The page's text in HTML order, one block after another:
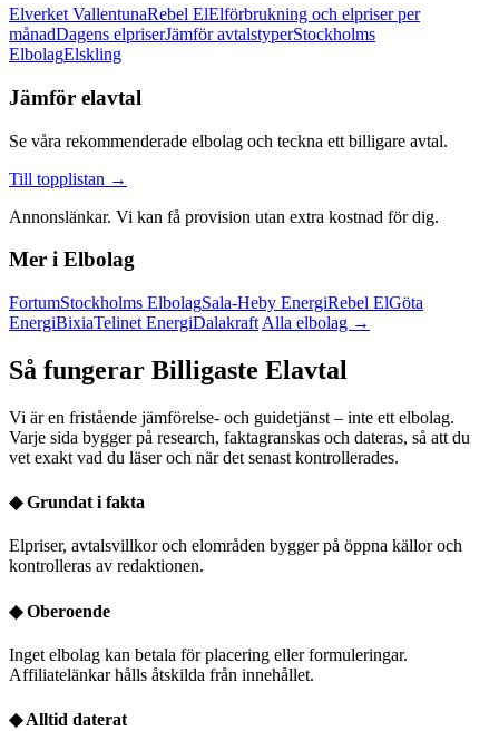
Elverket VallentunaRebel ElElförbrukning och elpriser per
månadDagens elpriserJämför avtalstyperStockholms
ElbolagElskling
Jämför elavtal
Se våra rekommenderade elbolag och teckna ett billigare avtal.
Till topplistan →
Annonslänkar. Vi kan få provision utan extra kostnad för dig.
Mer i Elbolag
FortumStockholms ElbolagSala-Heby EnergiRebel ElGöta
EnergiBixiaTelinet EnergiDalakraft Alla elbolag →
Så fungerar Billigaste Elavtal
Vi är en fristående jämförelse- och guidetjänst – inte ett elbolag.
Varje sida bygger på research, faktagranskas och dateras, så att du
vet exakt vad du läser och när det senast kontrollerades.
◆Grundat i fakta
Elpriser, avtalsvillkor och elområden bygger på öppna källor och
kontrolleras av redaktionen.
◆Oberoende
Inget elbolag kan betala för placering eller formuleringar.
Affiliatelänkar hålls åtskilda från innehållet.
◆Alltid daterat